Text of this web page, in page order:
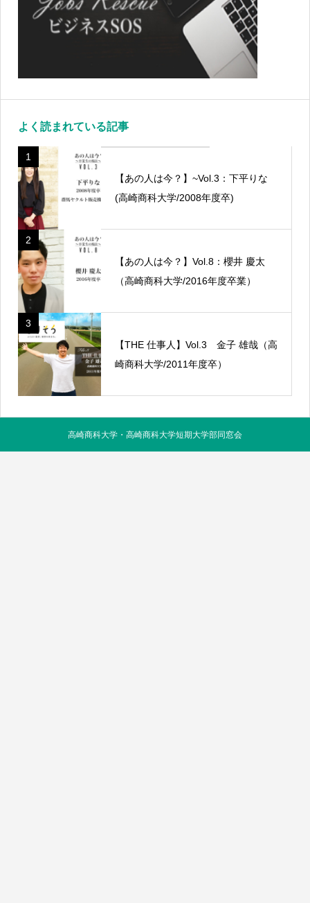
よく読まれている記事
1
【あの人は今？】~Vol.3：下平りな
(高崎商科大学/2008年度卒)
2
【あの人は今？】Vol.8：櫻井 慶太
（高崎商科大学/2016年度卒業）
3
【THE 仕事人】Vol.3 金子 雄哉（高
崎商科大学/2011年度卒）
高崎商科大学・高崎商科大学短期大学部同窓会